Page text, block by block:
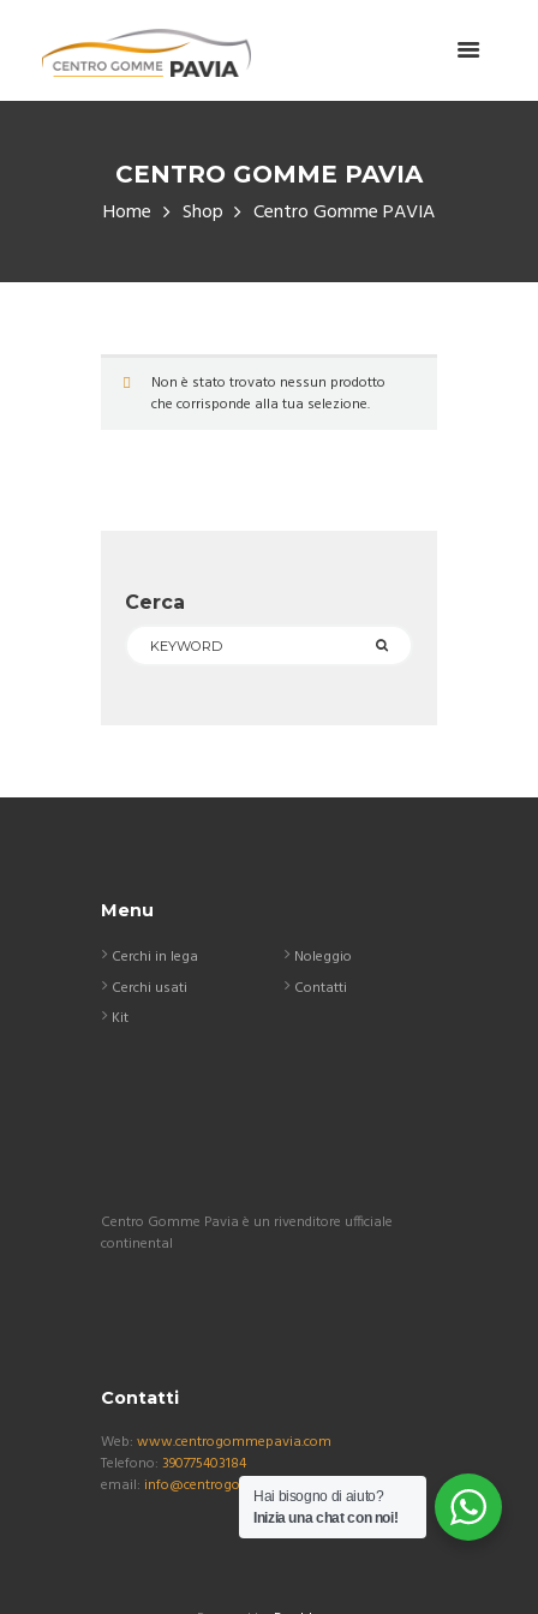
CENTRO GOMME PAVIA
Home Shop Centro Gomme PAVIA
Non è stato trovato nessun prodotto
che corrisponde alla tua selezione.
Cerca
Menu
Cerchi in lega
Cerchi usati
Kit
Noleggio
Contatti
Centro Gomme Pavia è un rivenditore ufficiale
continental
Contatti
Web: www.centrogommepavia.com
Telefono: 390775403184
email: info@centrogommepavia.com
Hai bisogno di aiuto?
Inizia una chat con noi!